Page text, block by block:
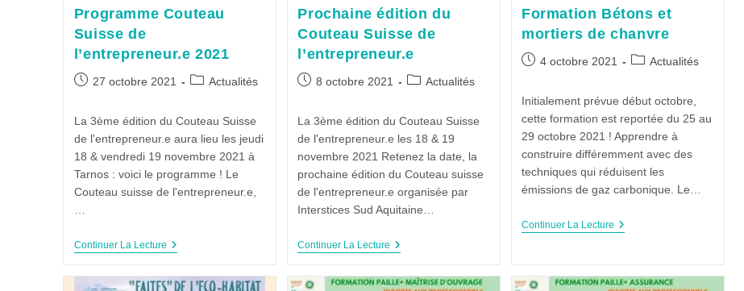
Programme Couteau
Suisse de
l’entrepreneur.e 2021
27 octobre 2021 Actualités
La 3ème édition du Couteau Suisse
de l'entrepreneur.e aura lieu les jeudi
18 & vendredi 19 novembre 2021 à
Tarnos : voici le programme ! Le
Couteau suisse de l'entrepreneur.e,
Continuer La Lecture
Prochaine édition du
Couteau Suisse de
l’entrepreneur.e
8 octobre 2021 Actualités
La 3ème édition du Couteau Suisse
de l'entrepreneur.e les 18 & 19
novembre 2021 Retenez la date, la
prochaine édition du Couteau suisse
de l'entrepreneur.e organisée par
Interstices Sud Aquitaine…
Continuer La Lecture
Formation Bétons et
mortiers de chanvre
4 octobre 2021 Actualités
Initialement prévue début octobre,
cette formation est reportée du 25 au
29 octobre 2021 ! Apprendre à
construire différemment avec des
techniques qui réduisent les
émissions de gaz carbonique. Le…
Continuer La Lecture